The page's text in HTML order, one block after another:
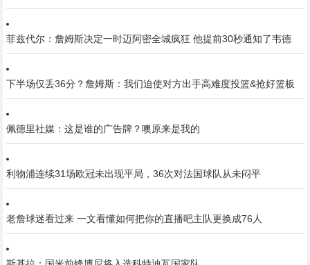
菲兹代尔：詹姆斯决定一时迈阿密全城疯狂 他提前30秒通知了韦德
下半场仅丢36分？詹姆斯：我们迫使对方出手高难度投篮&抢好篮板
佩德里社媒：这是谁的广告牌？噢原来是我的
利物浦连续31场欧冠未出现平局，36次对法国球队从未闷平
老詹球迷看过来 一文看懂如何把你的直播吧主队更换成76人